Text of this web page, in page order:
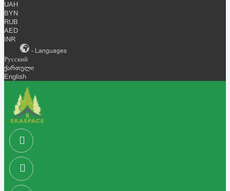
UAH
BYN
RUB
AED
INR
- Languages
Русский
ქართული
English